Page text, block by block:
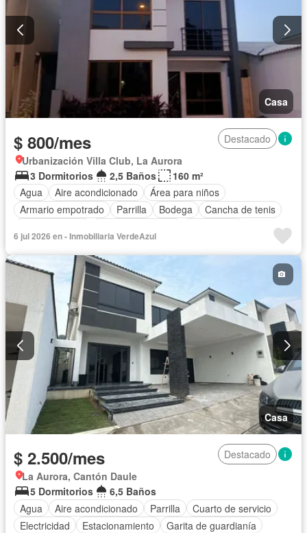
Casa
$ 800/mes
Destacado
Urbanización Villa Club, La Aurora
3 Dormitorios
2,5 Baños
160 m²
Agua
Aire acondicionado
Área para niños
Armario empotrado
Parrilla Bodega
Cancha de tenis
Estacionamiento
Garita de guardianía
Seguridad
Sin amoblar
6 jul 2026 en - Inmobiliaria VerdeAzul
Casa
$ 2.500/mes
Destacado
La Aurora, Cantón Daule
5 Dormitorios
6,5 Baños
Agua
Aire acondicionado Parrilla
Cuarto de servicio
Electricidad
Estacionamiento
Garita de guardianía